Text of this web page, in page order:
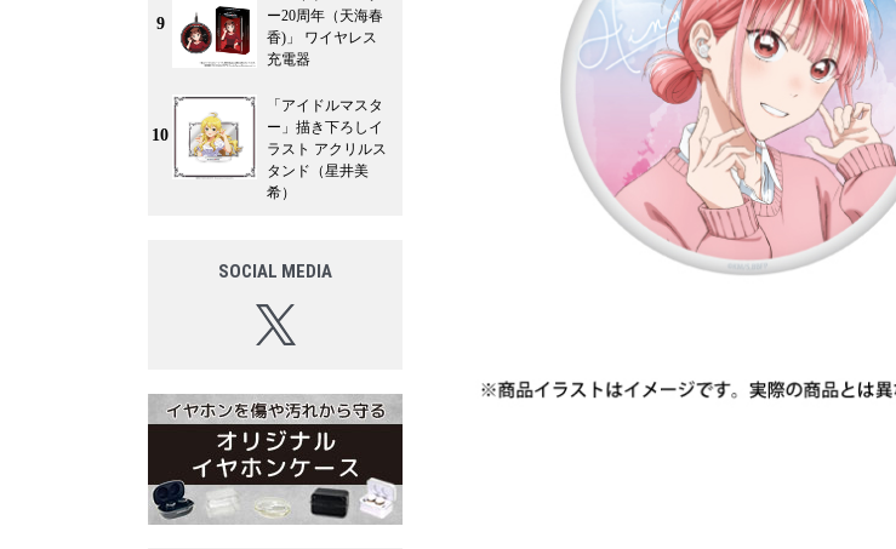
9
ー20周年（天海春
香)」 ワイヤレス
充電器
10
「アイドルマスタ
ー」描き下ろしイ
ラスト アクリルス
タンド（星井美
希）
SOCIAL MEDIA